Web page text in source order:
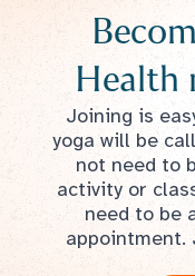
Health
Joining is
yoga will be
not need to
activity or
need to be
appointment.